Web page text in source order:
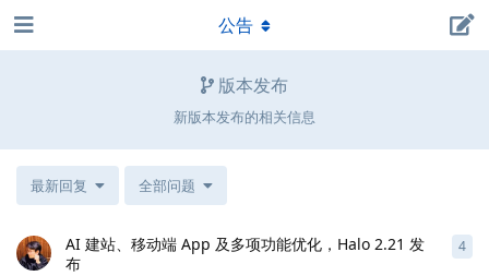
版本发布
新版本发布的相关信息
公告
最新回复 全部问题
AI 建站、移动端 App 及多项功能优化，Halo 2.21 发
布
4